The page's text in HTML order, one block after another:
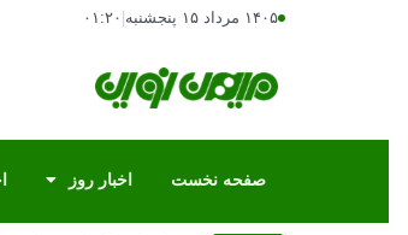
۱۴۰۵ مرداد ۱۵ پنجشنبه ۰۱:۲۰
صفحه نخست اخبار روز